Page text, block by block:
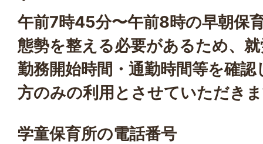
午前7時45分〜午前8時の早朝保
態勢を整える必要があるため、
勤務開始時間・通勤時間等を確
方のみの利用とさせていただき
学童保育所の電話番号